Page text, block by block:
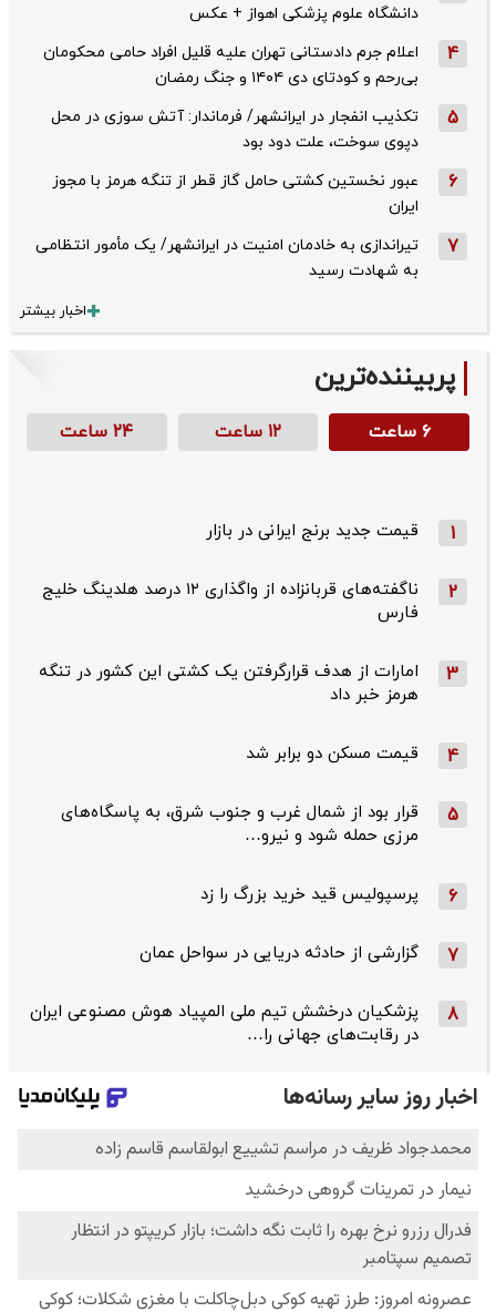
دانشگاه علوم پزشکی اهواز + عکس
4
اعلام جرم دادستانی تهران علیه قلیل افراد حامی محکومان
بی‌رحم و کودتای دی‌ ۱۴۰۴ و جنگ رمضان
5
تکذیب ‌انفجار در ایرانشهر/ فرماندار: آتش سوزی در محل
دپوی سوخت، علت دود بود
6
عبور نخستین کشتی حامل گاز قطر از تنگه هرمز با مجوز
ایران
7
تیراندازی به خادمان امنیت در ایرانشهر/ یک مأمور انتظامی
به شهادت رسید
اخبار بیشتر
پربیننده‌ترین
۶ ساعت ۱۲ ساعت ۲۴ ساعت
1 قیمت جدید برنج ایرانی در بازار
2
ناگفته‌های قربانزاده از واگذاری ۱۲ درصد هلدینگ خلیج
فارس
3
امارات از هدف قرارگرفتن یک کشتی این کشور در تنگه
هرمز خبر داد
4 قیمت مسکن دو برابر شد
5
قرار بود از شمال ‌غرب و جنوب‌ شرق، به پاسگاه‌های
مرزی حمله شود و نیرو…
6 پرسپولیس قید خرید بزرگ را زد
7 گزارشی از حادثه دریایی در سواحل عمان
8
پزشکیان درخشش تیم ملی المپیاد هوش مصنوعی ایران
در رقابت‌های جهانی را…